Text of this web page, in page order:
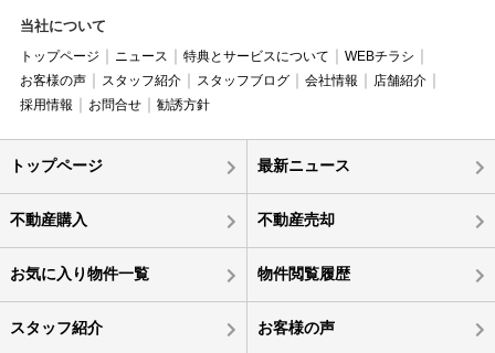
当社について
トップページ ニュース 特典とサービスについて
WEBチラシ
お客様の声
スタッフ紹介 スタッフブログ 会社情報
店舗紹介
採用情報
お問合せ 勧誘方針
トップページ 最新ニュース
不動産購入 不動産売却
お気に入り物件一覧 物件閲覧履歴
スタッフ紹介 お客様の声